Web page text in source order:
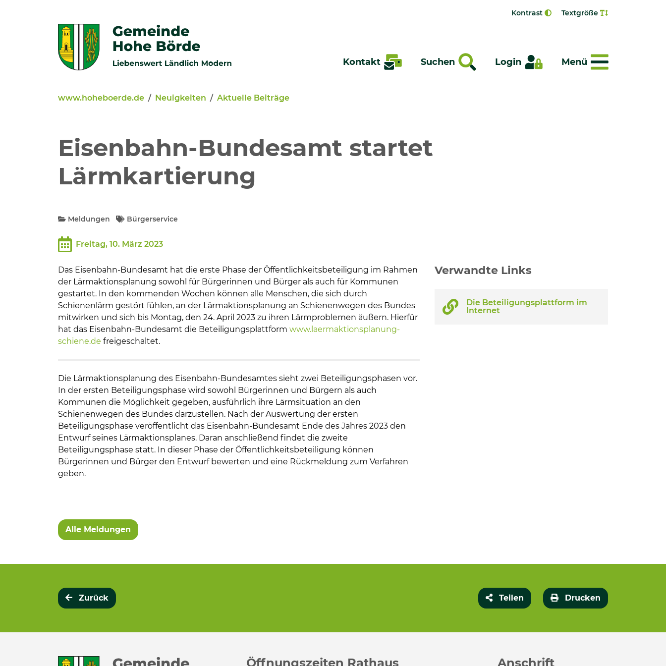
Kontrast Textgröße
Kontakt Suchen Login Menü
Menü
Veröffentlichungen
Bildung und Soziales
Wirtschaft, Bauen, Verkehr
Tourismus, Freizeit, Dorfleben
Ehrenamt und Engagement
www.hoheboerde.de Neuigkeiten Aktuelle Beiträge
Eisenbahn-Bundesamt startet
Lärmkartierung
Meldungen Bürgerservice
Freitag, 10. März 2023
Das Eisenbahn-Bundesamt hat die erste Phase der Öffentlichkeitsbeteiligung im Rahmen
der Lärmaktionsplanung sowohl für Bürgerinnen und Bürger als auch für Kommunen
gestartet. In den kommenden Wochen können alle Menschen, die sich durch
Schienenlärm gestört fühlen, an der Lärmaktionsplanung an Schienenwegen des Bundes
mitwirken und sich bis Montag, den 24. April 2023 zu ihren Lärmproblemen äußern. Hierfür
hat das Eisenbahn-Bundesamt die Beteiligungsplattform www.laermaktionsplanung-
schiene.de freigeschaltet.
Die Lärmaktionsplanung des Eisenbahn-Bundesamtes sieht zwei Beteiligungsphasen vor.
In der ersten Beteiligungsphase wird sowohl Bürgerinnen und Bürgern als auch
Kommunen die Möglichkeit gegeben, ausführlich ihre Lärmsituation an den
Schienenwegen des Bundes darzustellen. Nach der Auswertung der ersten
Beteiligungsphase veröffentlicht das Eisenbahn-Bundesamt Ende des Jahres 2023 den
Entwurf seines Lärmaktionsplanes. Daran anschließend findet die zweite
Beteiligungsphase statt. In dieser Phase der Öffentlichkeitsbeteiligung können
Bürgerinnen und Bürger den Entwurf bewerten und eine Rückmeldung zum Verfahren
geben.
Verwandte Links
Die Beteiligungsplattform im
Internet
Alle Meldungen
Zurück Teilen Drucken
Öffnungszeiten Rathaus Anschrift